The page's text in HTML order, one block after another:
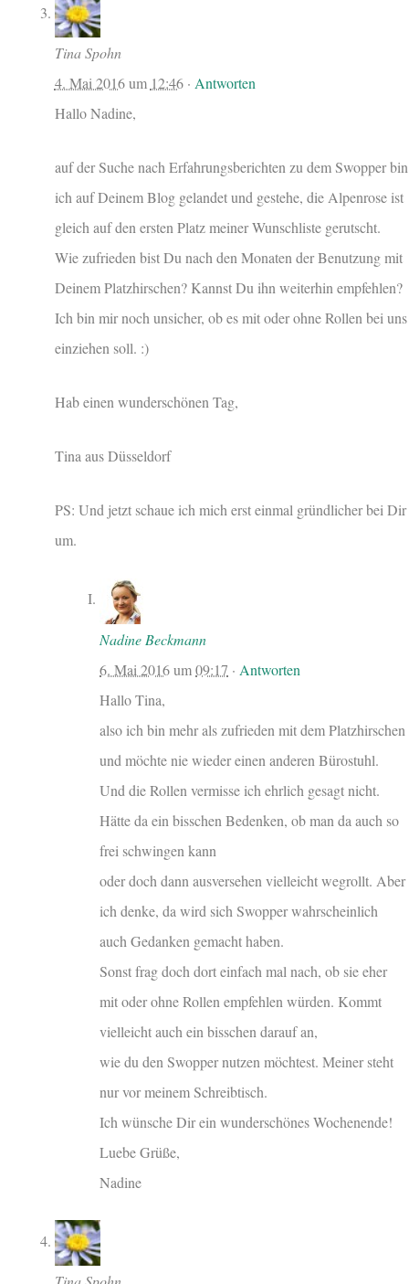
Tina Spohn
4. Mai 2016um 12:46· Antworten
Hallo Nadine,
auf der Suche nach Erfahrungsberichten zu dem Swopper bin
ich auf Deinem Blog gelandet und gestehe, die Alpenrose ist
gleich auf den ersten Platz meiner Wunschliste gerutscht.
Wie zufrieden bist Du nach den Monaten der Benutzung mit
Deinem Platzhirschen? Kannst Du ihn weiterhin empfehlen?
Ich bin mir noch unsicher, ob es mit oder ohne Rollen bei uns
einziehen soll. :)
Hab einen wunderschönen Tag,
Tina aus Düsseldorf
PS: Und jetzt schaue ich mich erst einmal gründlicher bei Dir
um.
Nadine Beckmann
6. Mai 2016um09:17 · Antworten
Hallo Tina,
also ich bin mehr als zufrieden mit dem Platzhirschen
und möchte nie wieder einen anderen Bürostuhl.
Und die Rollen vermisse ich ehrlich gesagt nicht.
Hätte da ein bisschen Bedenken, ob man da auch so
frei schwingen kann
oder doch dann ausversehen vielleicht wegrollt. Aber
ich denke, da wird sich Swopper wahrscheinlich
auch Gedanken gemacht haben.
Sonst frag doch dort einfach mal nach, ob sie eher
mit oder ohne Rollen empfehlen würden. Kommt
vielleicht auch ein bisschen darauf an,
wie du den Swopper nutzen möchtest. Meiner steht
nur vor meinem Schreibtisch.
Ich wünsche Dir ein wunderschönes Wochenende!
Luebe Grüße,
Nadine